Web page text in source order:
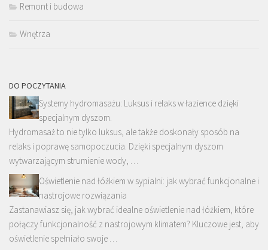
Remont i budowa
Wnętrza
DO POCZYTANIA
Systemy hydromasażu: Luksus i relaks w łazience dzięki
specjalnym dyszom.
Hydromasaż to nie tylko luksus, ale także doskonały sposób na
relaks i poprawę samopoczucia. Dzięki specjalnym dyszom
wytwarzającym strumienie wody, …
Oświetlenie nad łóżkiem w sypialni: jak wybrać funkcjonalne i
nastrojowe rozwiązania
Zastanawiasz się, jak wybrać idealne oświetlenie nad łóżkiem, które
połączy funkcjonalność z nastrojowym klimatem? Kluczowe jest, aby
oświetlenie spełniało swoje …